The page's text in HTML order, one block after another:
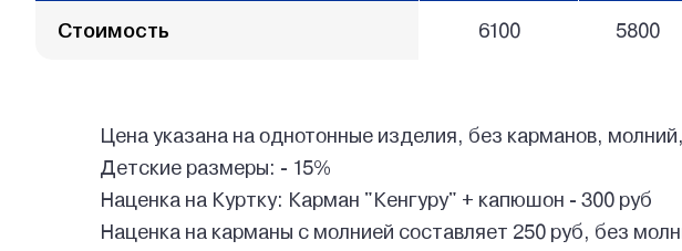
Стоимость 6100 5800
Цена указана на однотонные изделия, без карманов,
Детские размеры: - 15%
Наценка на Куртку: Карман "Кенгуру" + капюшон - 300 руб
Наценка на карманы с молнией составляет 250 руб, без